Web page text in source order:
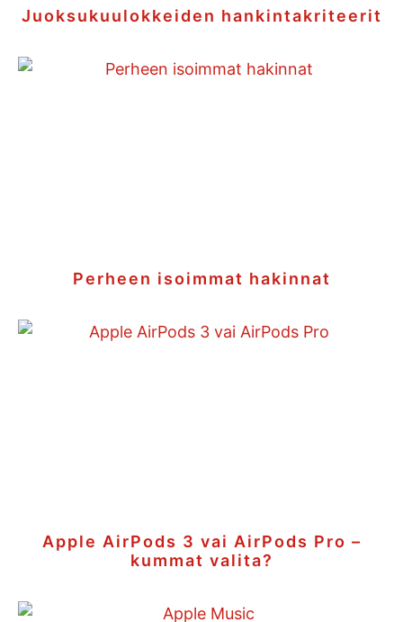
Juoksukuulokkeiden hankintakriteerit
Perheen isoimmat hakinnat
Apple AirPods 3 vai AirPods Pro –
kummat valita?